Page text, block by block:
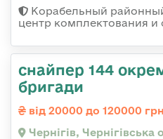
Корабельный
центр комплектования
снайпер 144
бригади
від 20000 до 120000 грн
Чернігів, Чернігівська